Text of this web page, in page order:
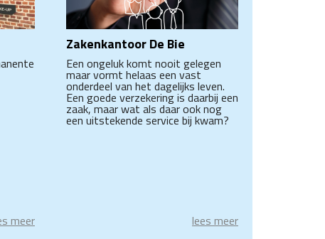
meer
Zakenkantoor De Bie
Een ongeluk komt nooit gelegen
maar vormt helaas een vast
onderdeel van het dagelijks leven.
Een goede verzekering is daarbij een
zaak, maar wat als daar ook nog
een uitstekende service bij kwam?
lees meer